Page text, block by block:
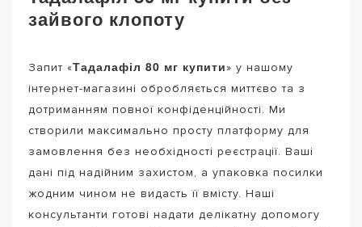
зайвого клопоту
Запит «Тадалафіл 80 мг купити» у нашому
інтернет-магазині обробляється миттєво та з
дотриманням повної конфіденційності. Ми
створили максимально просту платформу для
замовлення без необхідності реєстрації. Ваші
дані під надійним захистом, а упаковка посилки
жодним чином не видасть її вмісту. Наші
консультанти готові надати делікатну допомогу